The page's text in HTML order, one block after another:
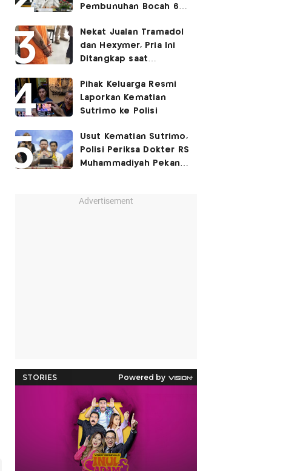
Pembunuhan Bocah 6
Dihukum Seumur Hidup
Nekat Jualan Tramadol
dan Hexymer, Pria Ini
Ditangkap saat
Pihak Keluarga Resmi
Laporkan Kematian
Sutrimo ke Polisi
Usut Kematian Sutrimo,
Polisi Periksa Dokter RS
Muhammadiyah Pekan
Advertisement